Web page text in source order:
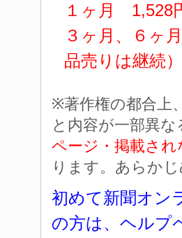
１ヶ月 1,528
３ヶ月、６ヶ
品売りは継続）
※著作権の都合上
と内容が一部異な
ページ・掲載され
ります。あらか
初めて新聞オン
の方は、ヘルプ